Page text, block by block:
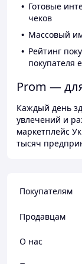
Готовые
чеков
Массовый
Рейтинг
покупателя
Prom —
Каждый день
увлечений и
маркетплейс
тысяч
Покупателям
Продавцам
О нас